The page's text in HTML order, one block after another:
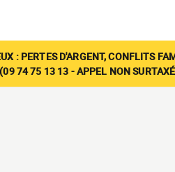
: PERTES D'ARGENT, CONFLITS
74 75 13 13 - APPEL NON